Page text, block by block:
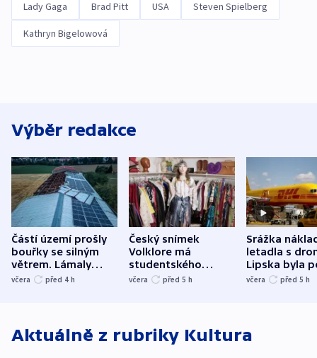
Lady Gaga Brad Pitt USA Steven Spielberg
Kathryn Bigelowová
Výběr redakce
Částí území prošly
bouřky se silným
větrem. Lámaly
stromy a poničily
včera před 4 h
Český snímek
Volklore má
studentského
Oscara, zabojuje o
včera před 5 h
Srážka
letadla s
Lipska byla
německého
včera před 5 h
Aktuálně z rubriky Kultura